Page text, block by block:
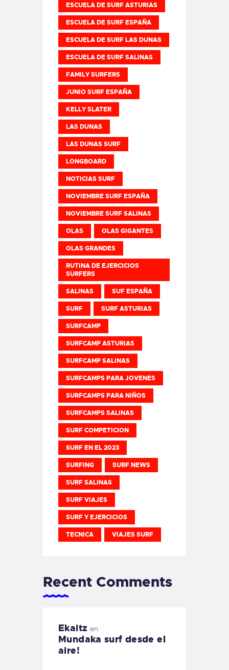
ESCUELA DE SURF ASTURIAS
ESCUELA DE SURF ESPAÑA
ESCUELA DE SURF LAS DUNAS
ESCUELA DE SURF SALINAS
FAMILY SURFERS
JUNIO SURF ESPAÑA
KELLY SLATER
LAS DUNAS
LAS DUNAS SURF
LONGBOARD
NOTICIAS SURF
NOVIEMBRE SURF ESPAÑA
NOVIEMBRE SURF SALINAS
OLAS OLAS GIGANTES
OLAS GRANDES
RUTINA DE EJERCICIOS
SURFERS
SALINAS SUF ESPAÑA
SURF SURF ASTURIAS
SURFCAMP
SURFCAMP ASTURIAS
SURFCAMP SALINAS
SURFCAMPS PARA JOVENES
SURFCAMPS PARA NIÑOS
SURFCAMPS SALINAS
SURF COMPETICION
SURF EN EL 2023
SURFING SURF NEWS
SURF SALINAS
SURF VIAJES
SURF Y EJERCICIOS
TECNICA VIAJES SURF
Recent Comments
Ekaitz en
Mundaka surf desde el
aire!